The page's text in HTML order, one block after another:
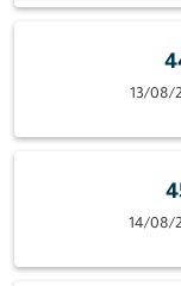
13/08/
14/08/